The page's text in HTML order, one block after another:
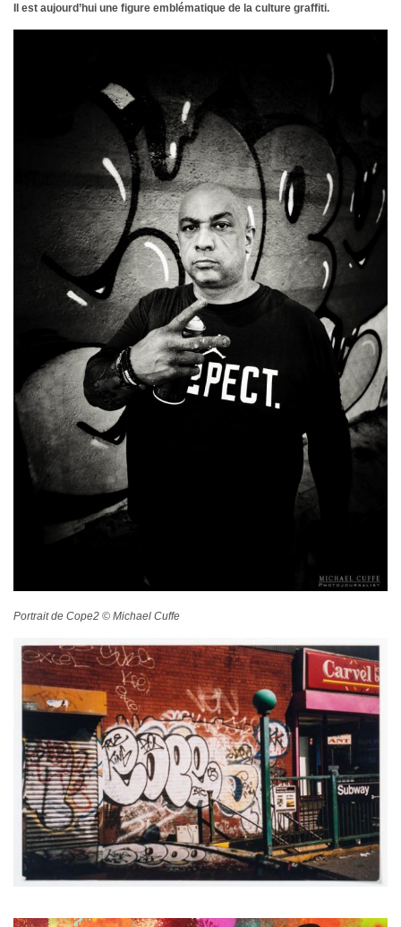
Il est aujourd’hui une figure emblématique de la culture graffiti.
Portrait de Cope2 © Michael Cuffe